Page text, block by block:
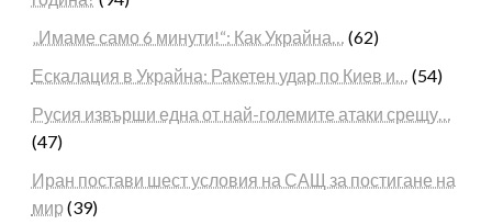
„Имаме само 6 минути!“: Как Украйна… (62)
Ескалация в Украйна: Ракетен удар по Киев и… (54)
Русия извърши една от най-големите атаки срещу…
(47)
Иран постави шест условия на САЩ за постигане на
мир (39)